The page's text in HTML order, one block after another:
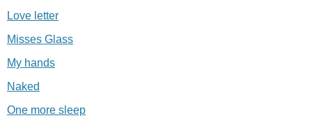
Love letter
Misses Glass
My hands
Naked
One more sleep